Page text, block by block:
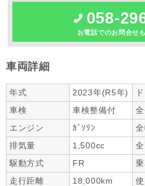
058-
お電話でのお問合せ
車両詳細
年式 2023年(R5年)
車検
車検整備付
エンジン
ｶﾞｿﾘﾝ
排気量
1,500cc
駆動方式
FR
走行距離
18,000km